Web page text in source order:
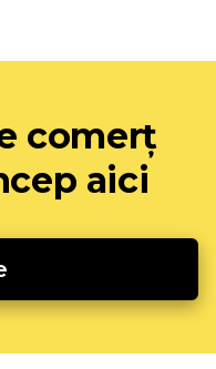
comerț
aici